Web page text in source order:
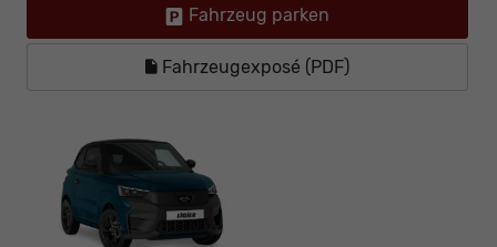
Fahrzeug parken
Fahrzeugexposé (PDF)